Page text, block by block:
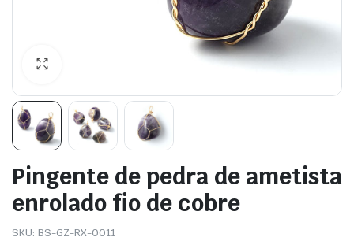
Pingente de pedra de ametista
enrolado fio de cobre
SKU: BS-GZ-RX-0011